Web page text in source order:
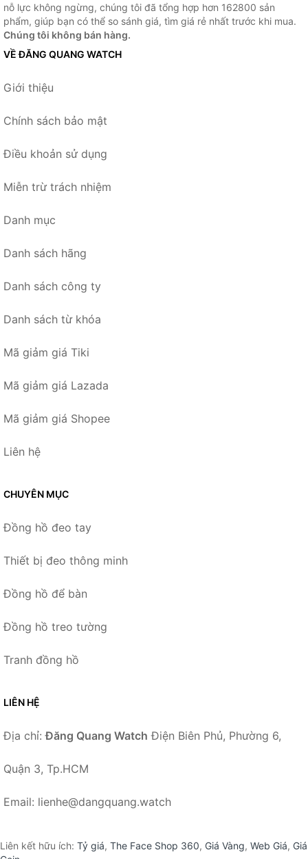
nỗ lực không ngừng, chúng tôi đã tổng hợp hơn 162800 sản
phẩm, giúp bạn có thể so sánh giá, tìm giá rẻ nhất trước khi mua.
Chúng tôi không bán hàng.
VỀ ĐĂNG QUANG WATCH
Giới thiệu
Chính sách bảo mật
Điều khoản sử dụng
Miễn trừ trách nhiệm
Danh mục
Danh sách hãng
Danh sách công ty
Danh sách từ khóa
Mã giảm giá Tiki
Mã giảm giá Lazada
Mã giảm giá Shopee
Liên hệ
CHUYÊN MỤC
Đồng hồ đeo tay
Thiết bị đeo thông minh
Đồng hồ để bàn
Đồng hồ treo tường
Tranh đồng hồ
LIÊN HỆ
Địa chỉ:Đăng Quang Watch Điện Biên Phủ, Phường 6,
Quận 3, Tp.HCM
Email: lienhe@dangquang.watch
Liên kết hữu ích: Tỷ giá, The Face Shop 360, Giá Vàng, Web Giá, Giá